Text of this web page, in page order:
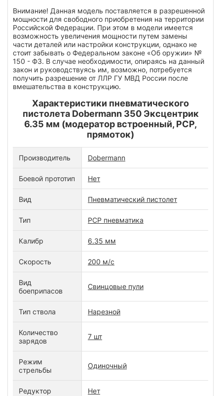
Внимание! Данная модель поставляется в разрешенной
мощности для свободного приобретения на территории
Российской Федерации. При этом в модели имеется
возможность увеличения мощности путем замены
части деталей или настройки конструкции, однако не
стоит забывать о Федеральном законе «Об оружии» №
150 - ФЗ. В случае необходимости, опираясь на данный
закон и руководствуясь им, возможно, потребуется
получить разрешение от ЛЛР ГУ МВД России после
вмешательства в конструкцию.
Характеристики пневматического
пистолета Dobermann 350 Эксцентрик
6.35 мм (модератор встроенный, PCP,
прямоток)
Производитель Dobermann
Боевой прототип Нет
Вид Пневматический пистолет
Тип PCP пневматика
Калибр 6.35 мм
Скорость 200 м/c
Вид
боеприпасов
Свинцовые пули
Тип ствола Нарезной
Количество
зарядов
7 шт
Режим
стрельбы
Одиночный
Редуктор Нет